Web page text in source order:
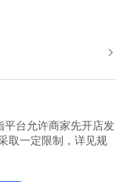
平台允许商家先开店发
取一定限制，详见规